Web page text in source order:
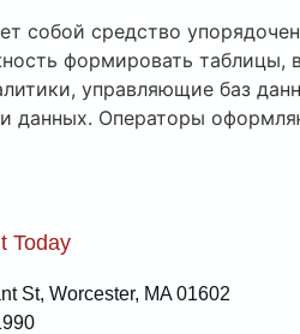
собой средство
формировать таблицы,
управляющие баз
данных. Операторы
Today
St, Worcester, MA 01602